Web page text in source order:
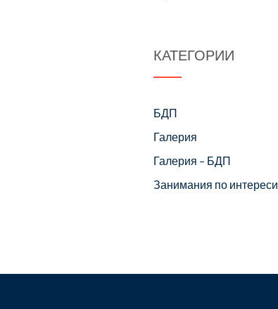
КАТЕГОРИИ
БДП
Галерия
Галерия – БДП
Занимания по интереси